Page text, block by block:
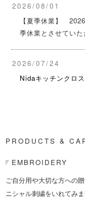
2026/08/01
【夏季休業】
季休業とさせていた
2026/07/24
Nidaキッチンクロ
PRODUCTS &
EMBROIDERY
ご自分用や大切な方への
ニシャル刺繍をいれてみ